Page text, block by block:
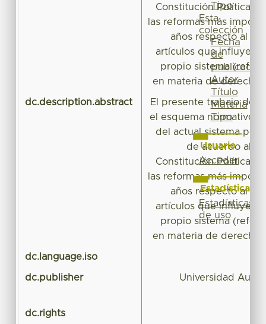
Constitución Política y
las reformas más
años respecto al
artículos que influyen
propio sistema
en materia de derechos
dc.description.abstract
El presente trabajo de
el esquema normativo
del actual sistema
de acuerdo al
Constitución Política y
las reformas más
años respecto al
artículos que influyen
propio sistema
en materia de derechos
dc.language.iso
dc.publisher Universidad
dc.rights
Tipo
Esta
colección
Fecha
de
publicación
Autor
Título
Materia
Tipo
Usuario
Acceder
Estadísticas
Estadísticas
de uso